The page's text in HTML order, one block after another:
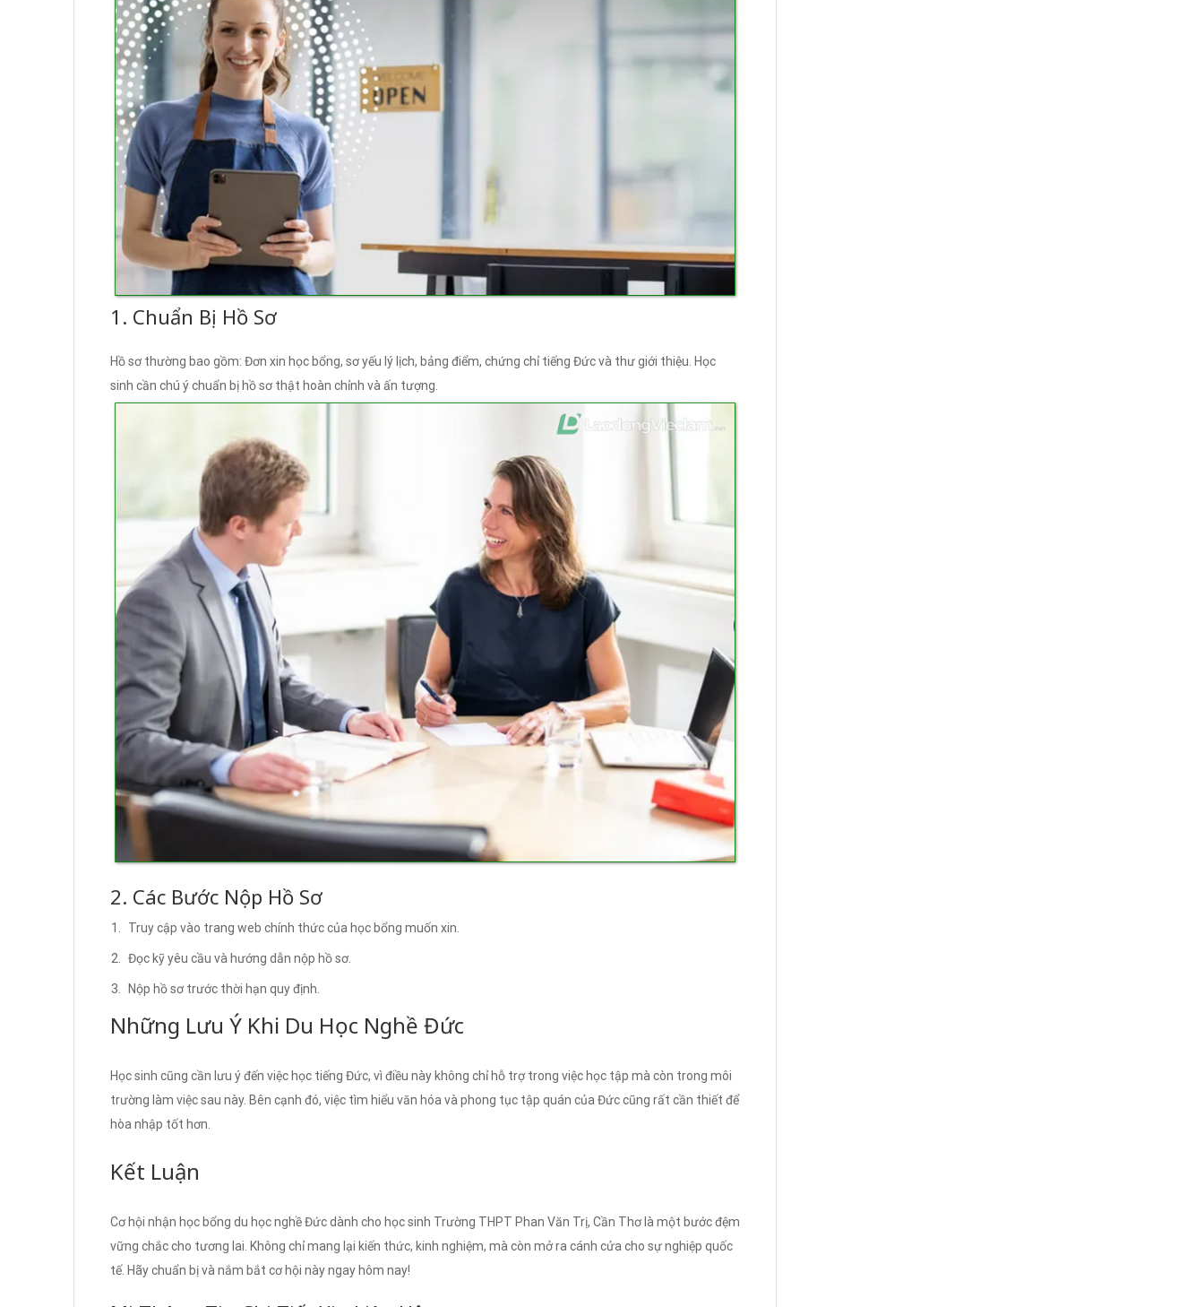
1. Chuẩn Bị Hồ Sơ
Hồ sơ thường bao gồm: Đơn xin học bổng, sơ yếu lý lịch, bảng điểm, chứng chỉ tiếng Đức và thư giới thiệu. Học
sinh cần chú ý chuẩn bị hồ sơ thật hoàn chỉnh và ấn tượng.
2. Các Bước Nộp Hồ Sơ
Truy cập vào trang web chính thức của học bổng muốn xin.
Đọc kỹ yêu cầu và hướng dẫn nộp hồ sơ.
Nộp hồ sơ trước thời hạn quy định.
Những Lưu Ý Khi Du Học Nghề Đức
Học sinh cũng cần lưu ý đến việc học tiếng Đức, vì điều này không chỉ hỗ trợ trong việc học tập mà còn trong môi
trường làm việc sau này. Bên cạnh đó, việc tìm hiểu văn hóa và phong tục tập quán của Đức cũng rất cần thiết để
hòa nhập tốt hơn.
Kết Luận
Cơ hội nhận học bổng du học nghề Đức dành cho học sinh Trường THPT Phan Văn Trị, Cần Thơ là một bước đệm
vững chắc cho tương lai. Không chỉ mang lại kiến thức, kinh nghiệm, mà còn mở ra cánh cửa cho sự nghiệp quốc
tế. Hãy chuẩn bị và nắm bắt cơ hội này ngay hôm nay!